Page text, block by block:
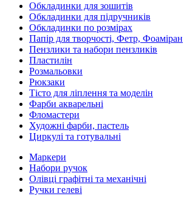
Обкладинки для зошитів
Обкладинки для підручників
Обкладинки по розмірах
Папір для творчості, Фетр, Фоаміран
Пензлики та набори пензликів
Пластилін
Розмальовки
Рюкзаки
Тісто для ліплення та моделін
Фарби акварельні
Фломастери
Художні фарби, пастель
Циркулі та готувальні
Маркери
Набори ручок
Олівці графітні та механічні
Ручки гелеві